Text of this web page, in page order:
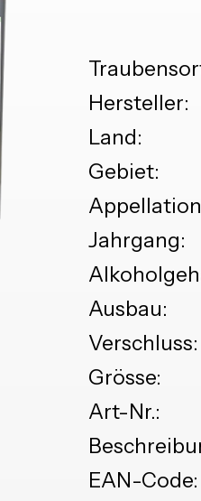
Hersteller:
Land:
Gebiet:
Jahrgang:
Ausbau:
Verschluss:
Grösse:
Art-Nr.:
EAN-Code: